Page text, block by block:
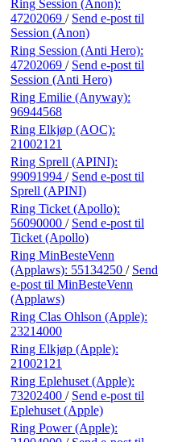
Ring Session (Anon):
47202069 / Send e-post til
Session (Anon)
Ring Session (Anti Hero):
47202069 / Send e-post til
Session (Anti Hero)
Ring Emilie (Anyway):
96944568
Ring Elkjøp (AOC):
21002121
Ring Sprell (APINI):
99091994 / Send e-post til
Sprell (APINI)
Ring Ticket (Apollo):
56090000 / Send e-post til
Ticket (Apollo)
Ring MinBesteVenn
(Applaws): 55134250 / Send
e-post til MinBesteVenn
(Applaws)
Ring Clas Ohlson (Apple):
23214000
Ring Elkjøp (Apple):
21002121
Ring Eplehuset (Apple):
73202400 / Send e-post til
Eplehuset (Apple)
Ring Power (Apple):